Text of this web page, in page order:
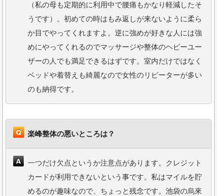
（私の母も定期的に利用中で腰痛もかなり軽減したそ
うです）。初めての時はもみ返しが来ないように柔ら
か目でやってくれますよ。逆に強めが好きな人には強
めにやってくれるのでマッサージや整体のヘビーユー
ザーの人でも満足できるはずです。室内だけではなく
ベッドや着替えも綺麗なので女性のリピーターが多い
のも納得です。
楽峰整体の悪いところは？
一つだけ欠点というか注意点があります。クレジット
カードが利用できないという事です。私はマイルを貯
めるのが趣味なので、ちょっと残念です。池袋の烏來